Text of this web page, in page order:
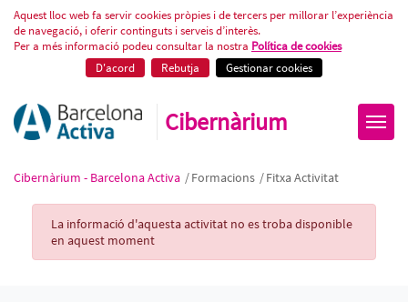
Fitxa Activitat
Aquest lloc web fa servir cookies pròpies i de tercers per millorar l’experiència
de navegació, i oferir continguts i serveis d’interès.
Per a més informació podeu consultar la nostra Política de cookies
D'acord
Rebutja Gestionar cookies
Cibernàrium
Cibernàrium - Barcelona Activa /Formacions /Fitxa Activitat
Activity Record
La informació d'aquesta activitat no es troba disponible
en aquest moment